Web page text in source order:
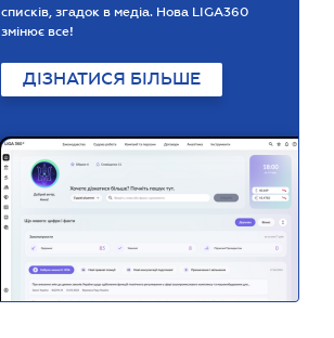
списків, згадок в медіа. Нова LIGA360
змінює все!
ДІЗНАТИСЯ БІЛЬШЕ